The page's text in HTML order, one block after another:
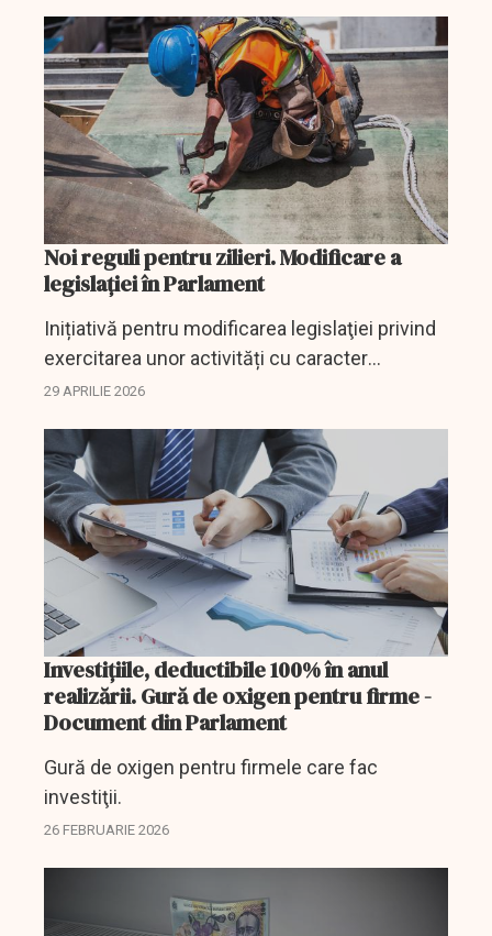
concediile...
Noi reguli pentru zilieri. Modificare a
legislaţiei în Parlament
Inițiativă pentru modificarea legislaţiei privind
exercitarea unor activități cu caracter
ocazional desfașurate de zilieri.
29 APRILIE 2026
Investițiile, deductibile 100% în anul
realizării. Gură de oxigen pentru firme -
Document din Parlament
Gură de oxigen pentru firmele care fac
investiţii.
26 FEBRUARIE 2026